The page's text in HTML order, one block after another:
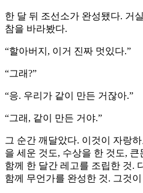
한 달 뒤 조선소가 완성됐다. 거
참을 바라봤다.
“할아버지, 이거 진짜 멋있다.”
“그래?”
“응. 우리가 같이 만든 거잖아.”
“그래, 같이 만든 거야.”
그 순간 깨달았다. 이것이 자랑
을 세운 것도, 수상을 한 것도,
함께 한 달간 레고를 조립한 것.
함께 무언가를 완성한 것. 그것